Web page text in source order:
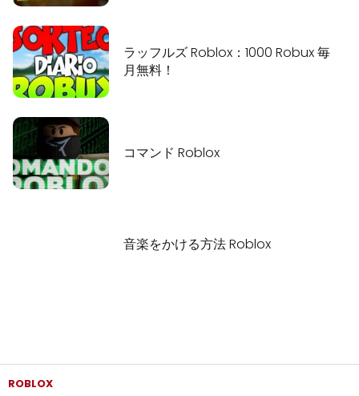
ラッフルズ Roblox：1000 Robux 毎
月無料！
コマンド Roblox
音楽をかける方法 Roblox
ROBLOX